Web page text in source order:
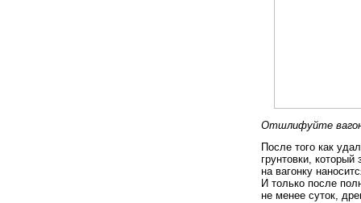
Отшлифуйте
После того как
грунтовки,
на вагонку
И только после
не менее суток,